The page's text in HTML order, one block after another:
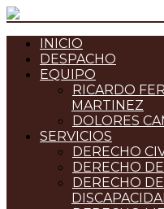
INICIO
DESPACHO
EQUIPO
RICARDO
MARTINEZ
DOLORES
SERVICIOS
DERECHO
DERECHO
DERECHO